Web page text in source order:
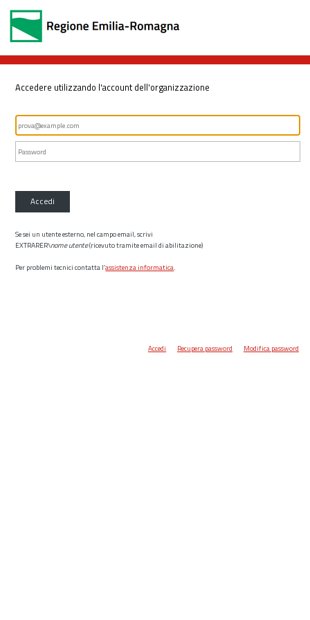
Accedere utilizzando l'account dell'organizzazione
Accedi
Se sei un utente esterno, nel campo email, scrivi
EXTRARER\nome utente(ricevuto tramite email di abilitazione)
Per problemi tecnici contatta l’assistenza informatica.
Accedi Recupera password Modifica password